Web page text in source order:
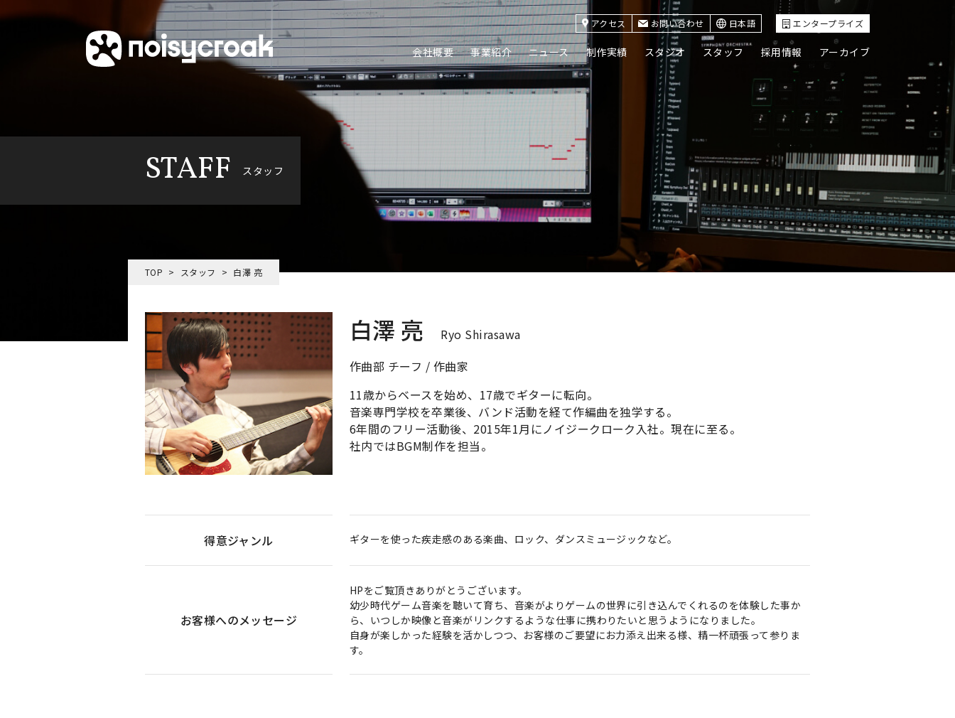
会社概要 事業紹介 ニュース 制作実績 スタジオ スタッフ 採用情報 アーカイブ
アクセス お問い合わせ 日本語 エンタープライズ
STAFF スタッフ
TOP スタッフ 白澤 亮
白澤 亮
Ryo Shirasawa
作曲部 チーフ / 作曲家
11歳からベースを始め、17歳でギターに転向。
音楽専門学校を卒業後、バンド活動を経て作編曲を独学する。
6年間のフリー活動後、2015年1月にノイジークローク入社。現在に至る。
社内ではBGM制作を担当。
得意ジャンル ギターを使った疾走感のある楽曲、ロック、ダンスミュージックなど。
お客様へのメッセージ
HPをご覧頂きありがとうございます。
幼少時代ゲーム音楽を聴いて育ち、音楽がよりゲームの世界に引き込んでくれるのを体験した事か
ら、いつしか映像と音楽がリンクするような仕事に携わりたいと思うようになりました。
自身が楽しかった経験を活かしつつ、お客様のご要望にお力添え出来る様、精一杯頑張って参りま
す。